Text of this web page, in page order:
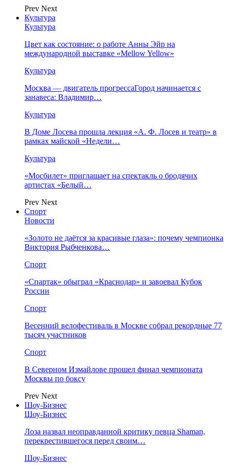
Prev Next
Культура
Культура
Цвет как состояние: о работе Анны Эйр на
международной выставке «Mellow Yellow»
Культура
Москва — двигатель прогрессаГород начинается с
занавеса: Владимир…
Культура
В Доме Лосева прошла лекция «А. Ф. Лосев и театр» в
рамках майской «Недели…
Культура
«Мосбилет» приглашает на спектакль о бродячих
артистах «Белый…
Prev Next
Спорт
Новости
«Золото не даётся за красивые глаза»: почему чемпионка
Виктория Рыбченкова…
Спорт
«Спартак» обыграл «Краснодар» и завоевал Кубок
России
Спорт
Весенний велофестиваль в Москве собрал рекордные 77
тысяч участников
Спорт
В Северном Измайлове прошел финал чемпионата
Москвы по боксу
Prev Next
Шоу-Бизнес
Шоу-Бизнес
Лоза назвал неоправданной критику певца Shaman,
перекрестившегося перед своим…
Шоу-Бизнес